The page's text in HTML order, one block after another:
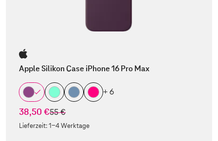
Apple Silikon Case iPhone 16 Pro Max
+ 6
38,50 €statt
55 €
Lieferzeit:1-4 Werktage